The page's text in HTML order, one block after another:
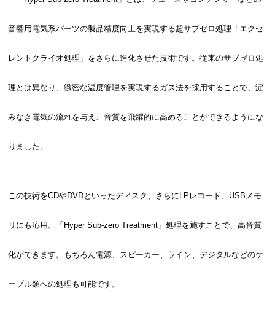
音響用電気系パーツの製品精度向上を実現する超サブゼロ処理「エクセ
レントクライオ処理」をさらに進化させた技術です。従来のサブゼロ処
理とは異なり、緻密な温度管理を実現するガス法を採用することで、淀
みなき電気の流れを与え、音質を飛躍的に高めることができるようにな
りました。
この技術をCDやDVDといったディスク、さらにLPレコード、USBメモ
リにも応用。「Hyper Sub-zero Treatment」処理を施すことで、高音質
化ができます。もちろん電源、スピーカー、ライン、デジタルなどのケ
ーブル類への処理も可能です。